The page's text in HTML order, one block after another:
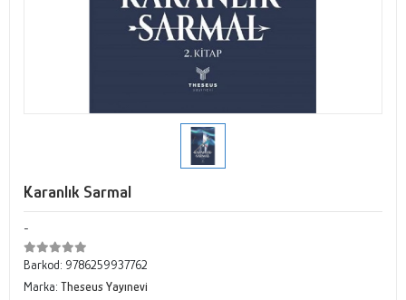
Karanlık Sarmal
-
Barkod: 9786259937762
Marka: Theseus Yayınevi